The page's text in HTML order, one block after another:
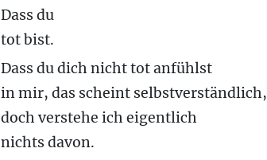
Dass du
tot bist.
Dass du dich nicht tot anfühlst
in mir, das scheint selbstverständlich,
doch verstehe ich eigentlich
nichts davon.